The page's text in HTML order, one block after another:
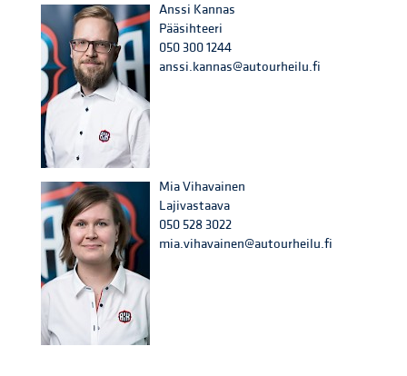
Anssi Kannas
Pääsihteeri
050 300 1244
anssi.kannas@autourheilu.fi
Mia Vihavainen
Lajivastaava
050 528 3022
mia.vihavainen@autourheilu.fi